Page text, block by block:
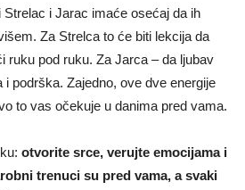
i Jarac imaće osećaj da ih
Za Strelca to će biti lekcija da
ruku pod ruku. Za Jarca – da ljubav
i podrška. Zajedno, ove dve energije
to vas očekuje u danima pred vama.
otvorite srce, verujte emocijama i
trenuci su pred vama, a svaki